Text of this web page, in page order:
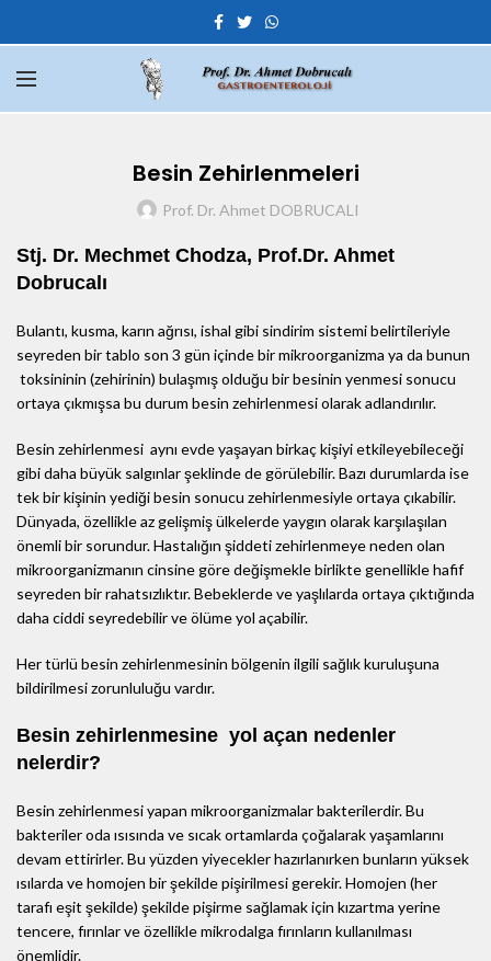
Besin Zehirlenmeleri
Prof. Dr. Ahmet DOBRUCALI
Stj. Dr. Mechmet Chodza, Prof.Dr. Ahmet
Dobrucalı
Bulantı, kusma, karın ağrısı, ishal gibi sindirim sistemi belirtileriyle
seyreden bir tablo son 3 gün içinde bir mikroorganizma ya da bunun
toksininin (zehirinin) bulaşmış olduğu bir besinin yenmesi sonucu
ortaya çıkmışsa bu durum besin zehirlenmesi olarak adlandırılır.
Besin zehirlenmesi aynı evde yaşayan birkaç kişiyi etkileyebileceği
gibi daha büyük salgınlar şeklinde de görülebilir. Bazı durumlarda ise
tek bir kişinin yediği besin sonucu zehirlenmesiyle ortaya çıkabilir.
Dünyada, özellikle az gelişmiş ülkelerde yaygın olarak karşılaşılan
önemli bir sorundur. Hastalığın şiddeti zehirlenmeye neden olan
mikroorganizmanın cinsine göre değişmekle birlikte genellikle hafif
seyreden bir rahatsızlıktır. Bebeklerde ve yaşlılarda ortaya çıktığında
daha ciddi seyredebilir ve ölüme yol açabilir.
Her türlü besin zehirlenmesinin bölgenin ilgili sağlık kuruluşuna
bildirilmesi zorunluluğu vardır.
Besin zehirlenmesine yol açan nedenler
nelerdir?
Besin zehirlenmesi yapan mikroorganizmalar bakterilerdir. Bu
bakteriler oda ısısında ve sıcak ortamlarda çoğalarak yaşamlarını
devam ettirirler. Bu yüzden yiyecekler hazırlanırken bunların yüksek
ısılarda ve homojen bir şekilde pişirilmesi gerekir. Homojen (her
tarafı eşit şekilde) şekilde pişirme sağlamak için kızartma yerine
tencere, fırınlar ve özellikle mikrodalga fırınların kullanılması
önemlidir.